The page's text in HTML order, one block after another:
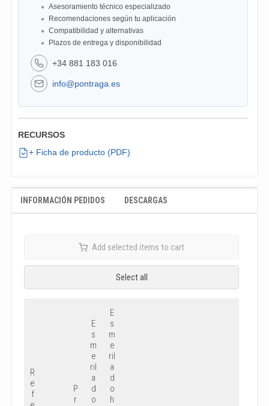
Asesoramiento técnico especializado
Recomendaciones según tu aplicación
Compatibilidad y alternativas
Plazos de entrega y disponibilidad
+34 881 183 016
info@pontraga.es
RECURSOS
+ Ficha de producto (PDF)
INFORMACIÓN PEDIDOS DESCARGAS
Add selected items to cart
Select all
R
e
f
P
r
E
s
m
e
ril
a
d
o
E
s
m
e
ril
a
d
o
h